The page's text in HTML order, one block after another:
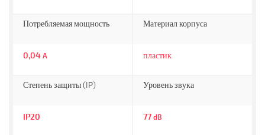
Потребляемая мощность
0,04 A
Материал корпуса
пластик
Степень защиты (IP)
IP20
Уровень звука
77 dB